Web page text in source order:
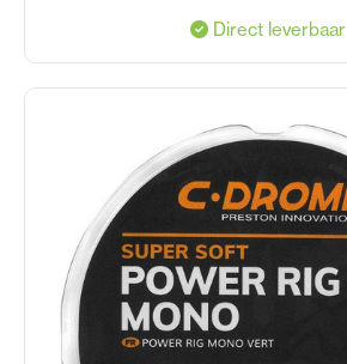
Direct leverbaar